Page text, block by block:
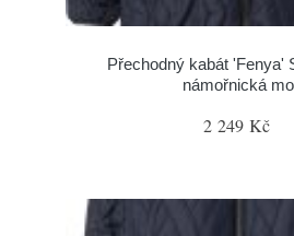
Přechodný kabát 'Fenya'
námořnická
2 249 Kč